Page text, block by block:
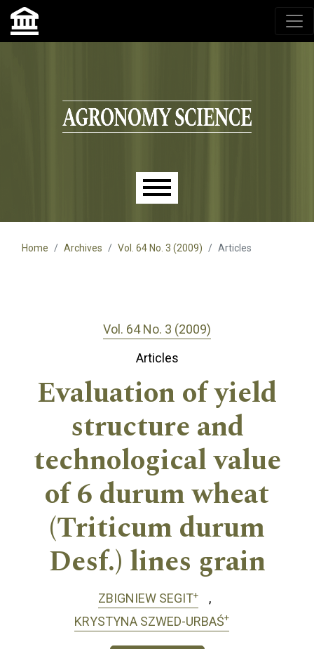
Agronomy Science, przyrodniczy lublin, czasopisma up,
czasopisma uniwersytet przyrodniczy lublin
Skip to main navigation menu
Skip to main content
Skip to site footer
Main menu
Home Archives Vol. 64 No. 3 (2009) Articles
Vol. 64 No. 3 (2009)
Articles
Evaluation of yield
structure and
technological value
of 6 durum wheat
(Triticum durum
Desf.) lines grain
ZBIGNIEW SEGIT+
KRYSTYNA SZWED-URBAŚ+